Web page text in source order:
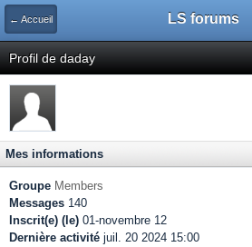
← Accueil LS forums
Profil de daday
Mes informations
Groupe Members
Messages 140
Inscrit(e) (le) 01-novembre 12
Dernière activité juil. 20 2024 15:00